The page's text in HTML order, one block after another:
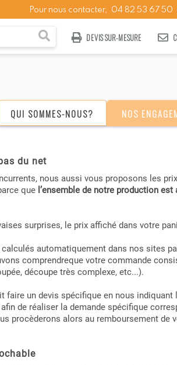
Pour nous contacter, 04 82 53 67 50
DEVIS SUR-MESURE
QUI SOMMES-NOUS? NOS
du net
nous aussi vous proposons les
que l’ensemble de notre production est
surprises, le prix affiché dans votre
automatiquement dans nos sites
comprendreque votre commande
découpe très complexe, etc...).
faire un devis spécifique en nous
de réaliser la demande spécifique
procèderons alors au remboursement de